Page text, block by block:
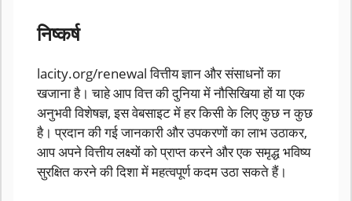
निष्कर्ष
lacity.org/renewal वित्तीय ज्ञान और संसाधनों का
खजाना है। चाहे आप वित्त की दुनिया में नौसिखिया हों या एक
अनुभवी विशेषज्ञ, इस वेबसाइट में हर किसी के लिए कुछ न कुछ
है। प्रदान की गई जानकारी और उपकरणों का लाभ उठाकर,
आप अपने वित्तीय लक्ष्यों को प्राप्त करने और एक समृद्ध भविष्य
सुरक्षित करने की दिशा में महत्वपूर्ण कदम उठा सकते हैं।